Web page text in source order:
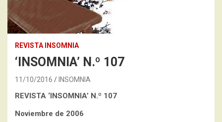
REVISTA INSOMNIA
‘INSOMNIA’ N.º 107
11/10/2016 INSOMNIA
REVISTA ‘INSOMNIA’ N.º 107
Noviembre de 2006